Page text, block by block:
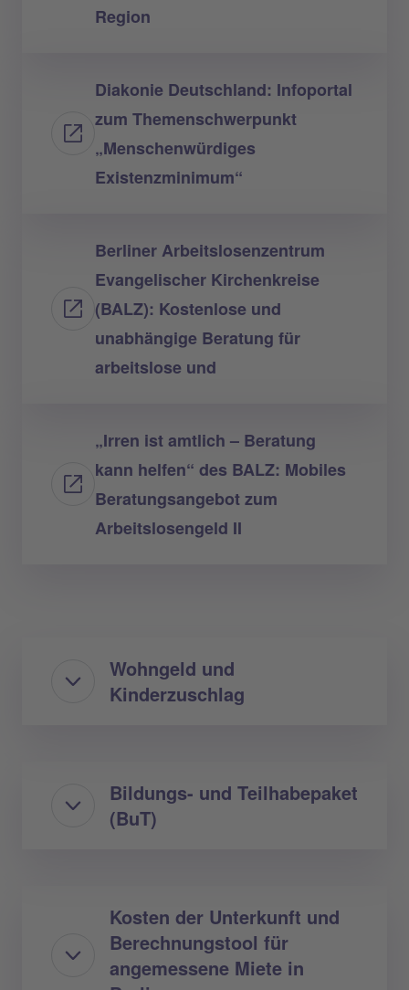
Region
Diakonie Deutschland: Infoportal
zum Themenschwerpunkt
„Menschenwürdiges
Existenzminimum“
Berliner Arbeitslosenzentrum
Evangelischer Kirchenkreise
(BALZ): Kostenlose und
unabhängige Beratung für
arbeitslose und
„Irren ist amtlich – Beratung
kann helfen“ des BALZ: Mobiles
Beratungsangebot zum
Arbeitslosengeld II
Wohngeld und
Kinderzuschlag
Bildungs- und Teilhabepaket
(BuT)
Kosten der Unterkunft und
Berechnungstool für
angemessene Miete in